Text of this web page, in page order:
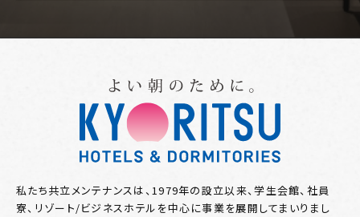
私たち共立メンテナンスは、1979年の設立以来、学生会館、社員
寮、リゾート/ビジネスホテルを中心に事業を展開してまいりまし